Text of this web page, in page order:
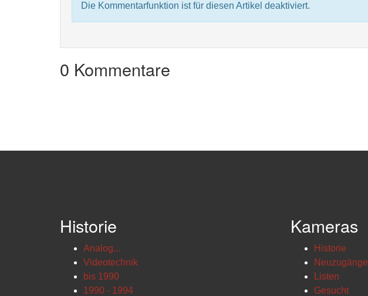
Die Kommentarfunktion ist für diesen Artikel deaktiviert.
0 Kommentare
Historie
Analog...
Videotechnik
bis 1990
1990 - 1994
Kameras
Historie
Neuzugänge
Listen
Gesucht